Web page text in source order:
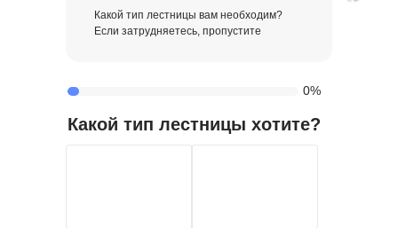
Какой тип лестницы хотите?
0%
Какой тип лестницы вам необходим?
Если затрудняетесь, пропустите